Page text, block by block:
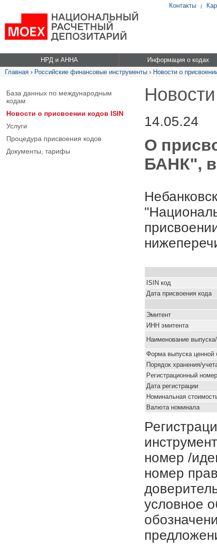
Контакты |
НРД и АННА
Информация о кодах
Главная › Российские финансовые инструменты › Новости о
База данных по международным
кодам
Новости о присвоении кодов ISIN
Услуги
Процедура присвоения кодов
Документы, тарифы
14.05.24
О
БАНК",
ISIN код
Дата присвоения кода
Эмитент
ИНН эмитента
Наименование
Форма выпуска ценной
Порядок хранения/
Pегистрационный номер
Дата регистрации
Номинальная
Валюта номинала
номер /
номер
условное